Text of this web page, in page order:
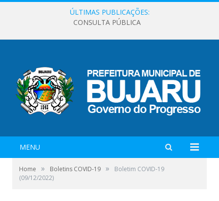
ÚLTIMAS PUBLICAÇÕES:
CONSULTA PÚBLICA
MENU
Home » Boletins COVID-19 »
Boletim COVID-19
(09/12/2022)